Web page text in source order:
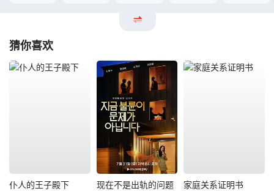
猜你喜欢
仆人的王子殿下 现在不是出轨的问题 家庭关系证明书